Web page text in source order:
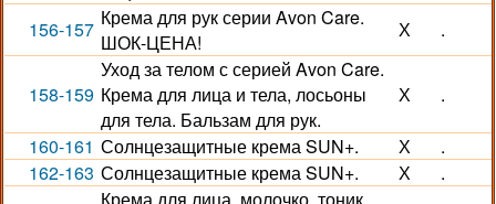
156-157 Крема для рук серии Avon Care.
ШОК-ЦЕНА!
Х .
158-159
Уход за телом с серией Avon Care.
Крема для лица и тела, лосьоны
для тела. Бальзам для рук.
Х .
160-161 Солнцезащитные крема SUN+. Х
.
162-163 Солнцезащитные крема SUN+. Х
.